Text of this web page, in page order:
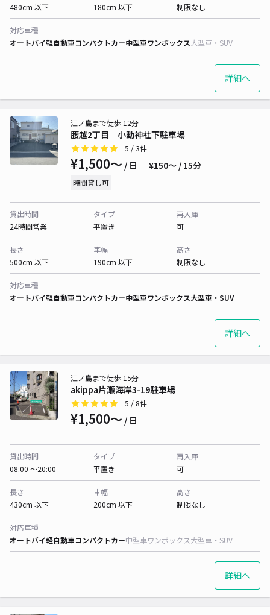
480cm 以下
180cm 以下
制限なし
対応車種
オートバイ軽自動車コンパクトカー中型車ワンボックス大型車・SUV
詳細へ
腰越2丁目 小動神社下駐車場
江ノ島まで徒歩 12分
5 / 3件
¥1,500〜 / 日 ¥150〜 / 15分
時間貸し可
貸出時間
24時間営業
タイプ
平置き
再入庫
可
長さ
500cm 以下
車幅
190cm 以下
高さ
制限なし
対応車種
オートバイ軽自動車コンパクトカー中型車ワンボックス大型車・SUV
詳細へ
akippa片瀬海岸3-19駐車場
江ノ島まで徒歩 15分
5 / 8件
¥1,500〜 / 日
貸出時間
08:00 〜20:00
タイプ
平置き
再入庫
可
長さ
430cm 以下
車幅
200cm 以下
高さ
制限なし
対応車種
オートバイ軽自動車コンパクトカー中型車ワンボックス大型車・SUV
詳細へ